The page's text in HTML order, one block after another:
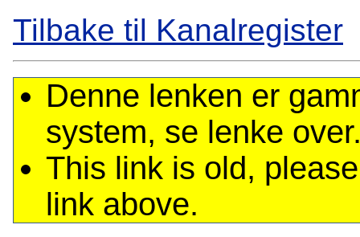
Tilbake til Kanalregister
Denne lenken er
system, se lenke
This link is old,
link above.